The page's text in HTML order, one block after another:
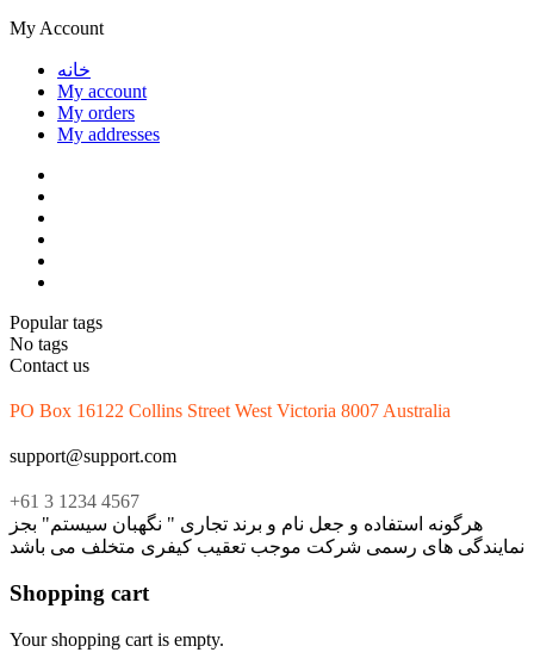
My Account
خانه
My account
My orders
My addresses
Popular tags
No tags
Contact us
PO Box 16122 Collins Street West Victoria 8007 Australia
support@support.com
+61 3 1234 4567
هرگونه استفاده و جعل نام و برند تجاری " نگهبان سیستم" بجز
نمایندگی های رسمی شرکت موجب تعقیب کیفری متخلف می باشد
Shopping cart
Your shopping cart is empty.